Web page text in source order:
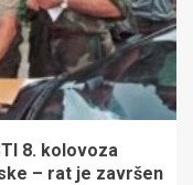
8. kolovoza
– rat je završen